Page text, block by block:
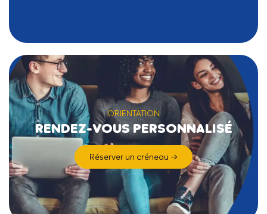
ORIENTATION
RENDEZ-VOUS PERSONNALISÉ
Réserver un créneau →